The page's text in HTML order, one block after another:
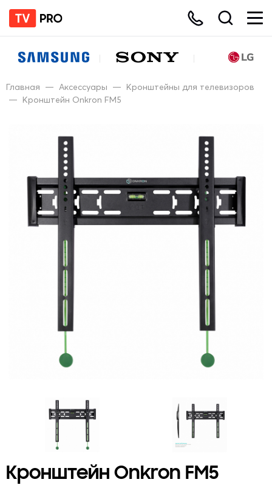
Главная — Аксессуары — Кронштейны для телевизоров
— Кронштейн Onkron FM5
Кронштейн Onkron FM5